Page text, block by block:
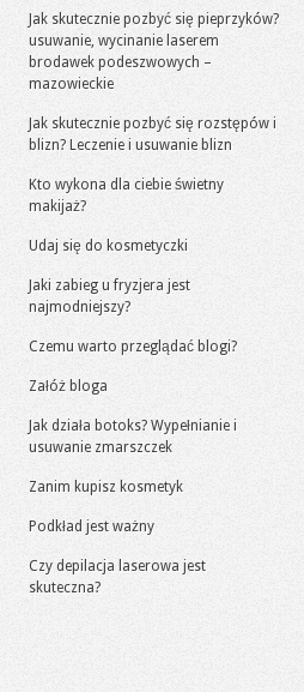
Jak skutecznie pozbyć się pieprzyków?
usuwanie, wycinanie laserem
brodawek podeszwowych –
mazowieckie
Jak skutecznie pozbyć się rozstępów i
blizn? Leczenie i usuwanie blizn
Kto wykona dla ciebie świetny
makijaż?
Udaj się do kosmetyczki
Jaki zabieg u fryzjera jest
najmodniejszy?
Czemu warto przeglądać blogi?
Załóż bloga
Jak działa botoks? Wypełnianie i
usuwanie zmarszczek
Zanim kupisz kosmetyk
Podkład jest ważny
Czy depilacja laserowa jest
skuteczna?